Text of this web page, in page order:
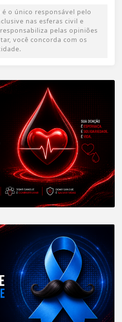
o único responsável pelo
nas esferas civil e
pelas opiniões
você concorda com os